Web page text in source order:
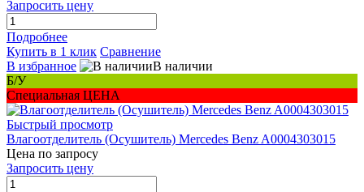
Запросить цену
Подробнее
Купить в 1 клик Сравнение
В избранное
В наличии
Б/У
Специальная ЦЕНА
Быстрый просмотр
Влагоотделитель (Осушитель) Mercedes Benz A0004303015
Цена по запросу
Запросить цену